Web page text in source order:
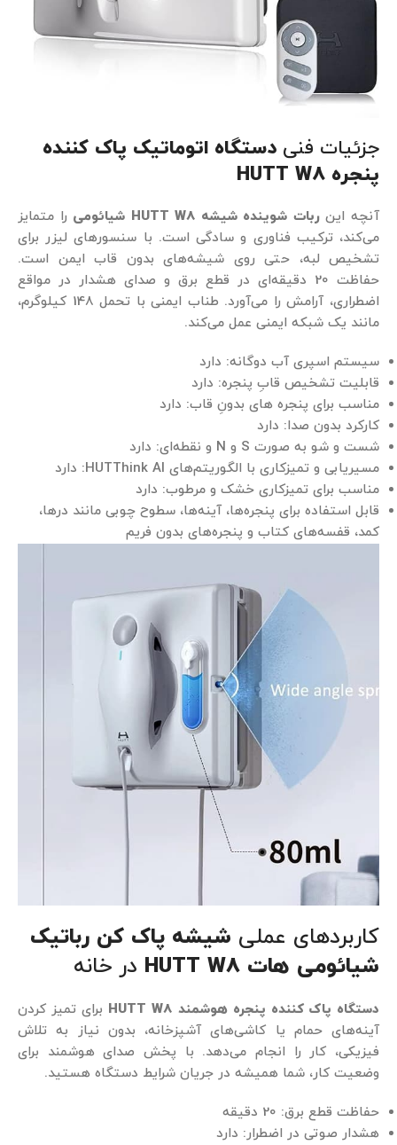
جزئیات فنی دستگاه اتوماتیک پاک کننده
پنجره HUTT W8
آنچه اینربات شوینده شیشه HUTT W8 شیائومی
را متمایز
می‌کند، ترکیب فناوری و سادگی است. با سنسورهای لیزر برای
تشخیص لبه، حتی روی شیشه‌های بدون قاب ایمن است.
حفاظت 20 دقیقه‌ای در قطع برق و صدای هشدار در مواقع
اضطراری، آرامش را می‌آورد. طناب ایمنی با تحمل 148 کیلوگرم،
مانند یک شبکه ایمنی عمل می‌کند.
سیستم اسپری آب دوگانه: دارد
قابلیت تشخیص قابِ پنجره: دارد
مناسب برای پنجره های بدونِ قاب: دارد
کارکرد بدون صدا: دارد
شست و شو به صورت S و N و نقطه‌ای: دارد
مسیریابی و تمیزکاری با الگوریتم‌های HUTThink AI: دارد
مناسب برای تمیزکاری خشک و مرطوب: دارد
قابل استفاده برای پنجره‌ها، آینه‌ها، سطوح چوبی مانند درها،
کمد، قفسه‌های کتاب و پنجره‌های بدون فریم
کاربردهای عملی شیشه پاک کن رباتیک
شیائومی هات HUTT W8
در خانه
دستگاه پاک کننده پنجره هوشمند HUTT W8
برای تمیز کردن
آینه‌های حمام یا کاشی‌های آشپزخانه، بدون نیاز به تلاش
فیزیکی، کار را انجام می‌دهد. با پخش صدای هوشمند برای
وضعیت کار، شما همیشه در جریان شرایط دستگاه هستید.
حفاظت قطع برق: 20 دقیقه
هشدار صوتی در اضطرار: دارد